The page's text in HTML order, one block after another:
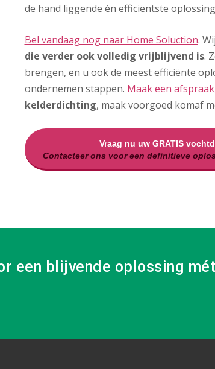
de hand liggende én efficiëntste
Bel vandaag nog naar Home Soluction.
die verder ook volledig vrijblijvend is.
brengen, en u ook de meest efficiënte
ondernemen stappen. Maak een afspraak
kelderdichting, maak voorgoed komaf
Vraag nu uw GRATIS
Contacteer ons voor een definitieve
een blijvende oplossing